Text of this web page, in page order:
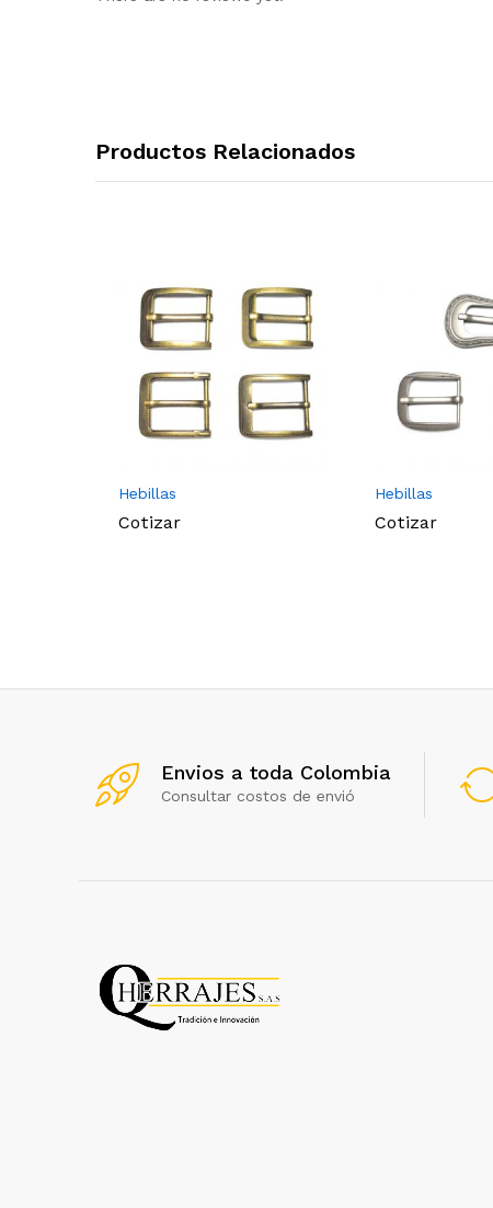
Productos Relacionados
Hebillas
Cotizar
Hebillas
Cotizar
Envios a toda Colombia
Consultar costos de envió